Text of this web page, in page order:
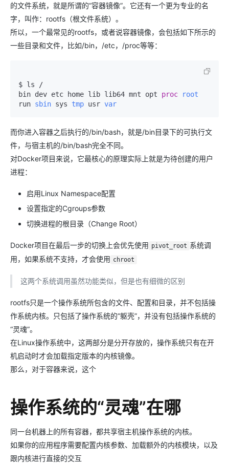
的文件系统，就是所谓的“容器镜像”。它还有一个更为专业的名
字，叫作：rootfs（根文件系统）。
所以，一个最常见的rootfs，或者说容器镜像，会包括如下所示的
一些目录和文件，比如/bin，/etc，/proc等等：
$ ls /
bin dev etc home lib lib64 mnt opt proc root
run sbin sys tmp usr var
而你进入容器之后执行的/bin/bash，就是/bin目录下的可执行文
件，与宿主机的/bin/bash完全不同。
对Docker项目来说，它最核心的原理实际上就是为待创建的用户
进程：
启用Linux Namespace配置
设置指定的Cgroups参数
切换进程的根目录（Change Root）
Docker项目在最后一步的切换上会优先使用 pivot_root 系统调
用，如果系统不支持，才会使用 chroot
这两个系统调用虽然功能类似，但是也有细微的区别
rootfs只是一个操作系统所包含的文件、配置和目录，并不包括操
作系统内核。只包括了操作系统的“躯壳”，并没有包括操作系统的
“灵魂”。
在Linux操作系统中，这两部分是分开存放的，操作系统只有在开
机启动时才会加载指定版本的内核镜像。
那么，对于容器来说，这个
操作系统的“灵魂”在哪
同一台机器上的所有容器，都共享宿主机操作系统的内核。
如果你的应用程序需要配置内核参数、加载额外的内核模块，以及
跟内核进行直接的交互